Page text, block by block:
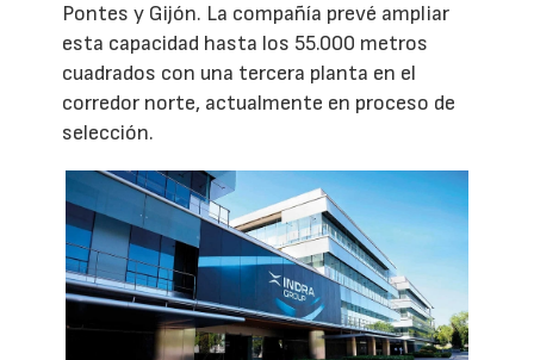
Pontes y Gijón. La compañía prevé ampliar
esta capacidad hasta los 55.000 metros
cuadrados con una tercera planta en el
corredor norte, actualmente en proceso de
selección.